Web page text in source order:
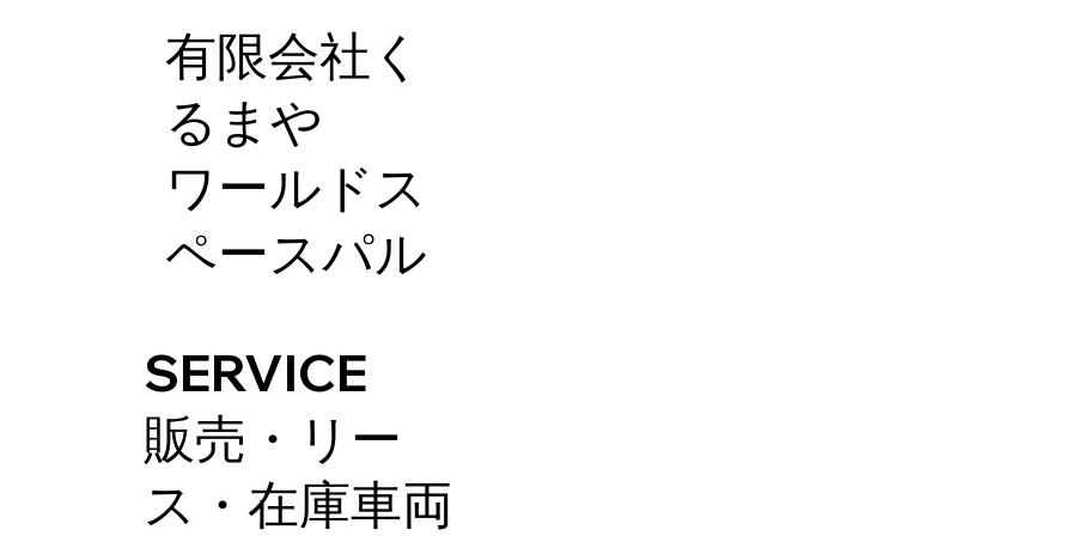
有限会社く
るまや
ワールドス
ペースパル
SERVICE
販売・リー
ス・在庫車両